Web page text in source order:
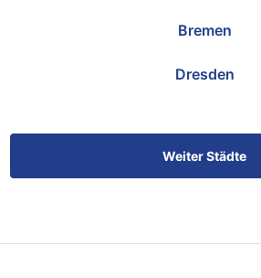
Bremen
Dresden
Weiter Städte